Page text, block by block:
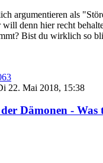
argumentieren als
will denn hier recht
Bist du wirklich so
22. Mai 2018, 15:38
Dämonen - Was